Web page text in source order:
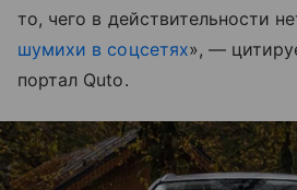
то, чего в действительности
шумихи в соцсетях», —
портал Quto.